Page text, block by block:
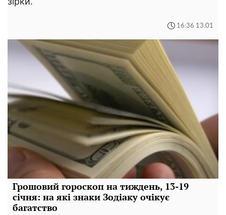
16:36 13.01
Грошовий гороскоп на тиждень, 13-19
січня: на які знаки Зодіаку очікує
багатство